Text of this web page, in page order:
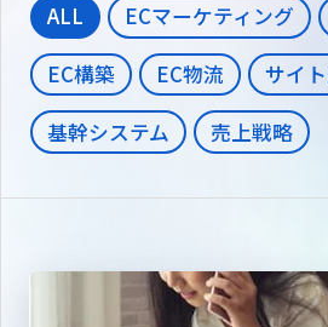
ALL ECマーケティング
EC構築
EC物流 サイ
基幹システム
売上戦略